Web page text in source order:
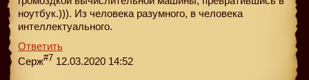
ноутбук.))). Из человека разумного, в человека
интеллектуального.
Ответить
Серж#7 12.03.2020 14:52